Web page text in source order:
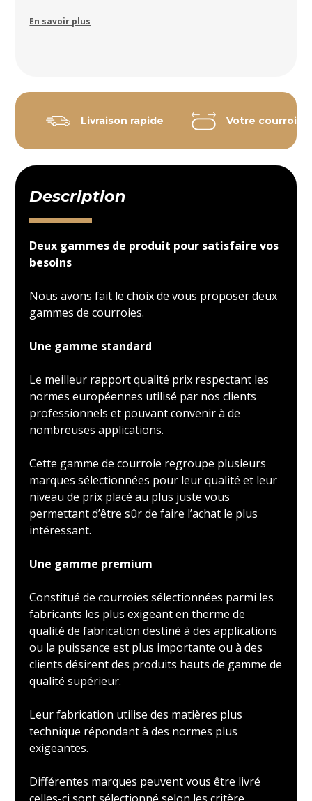
En savoir plus
Livraison rapide Votre courroie
Description
Deux gammes de produit pour satisfaire vos
besoins
Nous avons fait le choix de vous proposer deux
gammes de courroies.
Une gamme standard
Le meilleur rapport qualité prix respectant les
normes européennes utilisé par nos clients
professionnels et pouvant convenir à de
nombreuses applications.
Cette gamme de courroie regroupe plusieurs
marques sélectionnées pour leur qualité et leur
niveau de prix placé au plus juste vous
permettant d’être sûr de faire l’achat le plus
intéressant.
Une gamme premium
Constitué de courroies sélectionnées parmi les
fabricants les plus exigeant en therme de
qualité de fabrication destiné à des applications
ou la puissance est plus importante ou à des
clients désirent des produits hauts de gamme de
qualité supérieur.
Leur fabrication utilise des matières plus
technique répondant à des normes plus
exigeantes.
Différentes marques peuvent vous être livré